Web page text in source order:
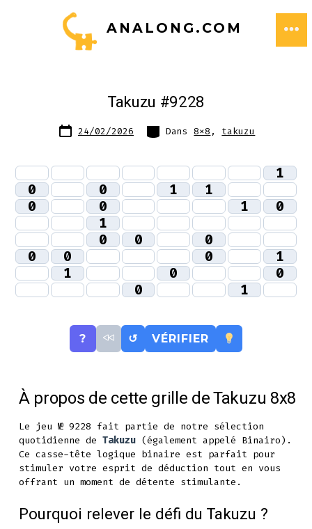
ANALONG.COM
Takuzu #9228
Date
de 24/02/2026 Catégories
Dans8x8 , takuzu
1
0
0 1
1
0
0 1
0
1
0
0
0
0
0 0
1
1
0
0
0
1
? ↺ VÉRIFIER
À propos de cette grille de Takuzu 8x8
Le jeu № 9228 fait partie de notre sélection
quotidienne deTakuzu (également appelé Binairo).
Ce casse-tête logique binaire est parfait pour
stimuler votre esprit de déduction tout en vous
offrant un moment de détente stimulante.
Pourquoi relever le défi du Takuzu ?